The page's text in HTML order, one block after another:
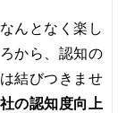
んとなく楽し
から、認知の
結びつきませ
の認知度向上